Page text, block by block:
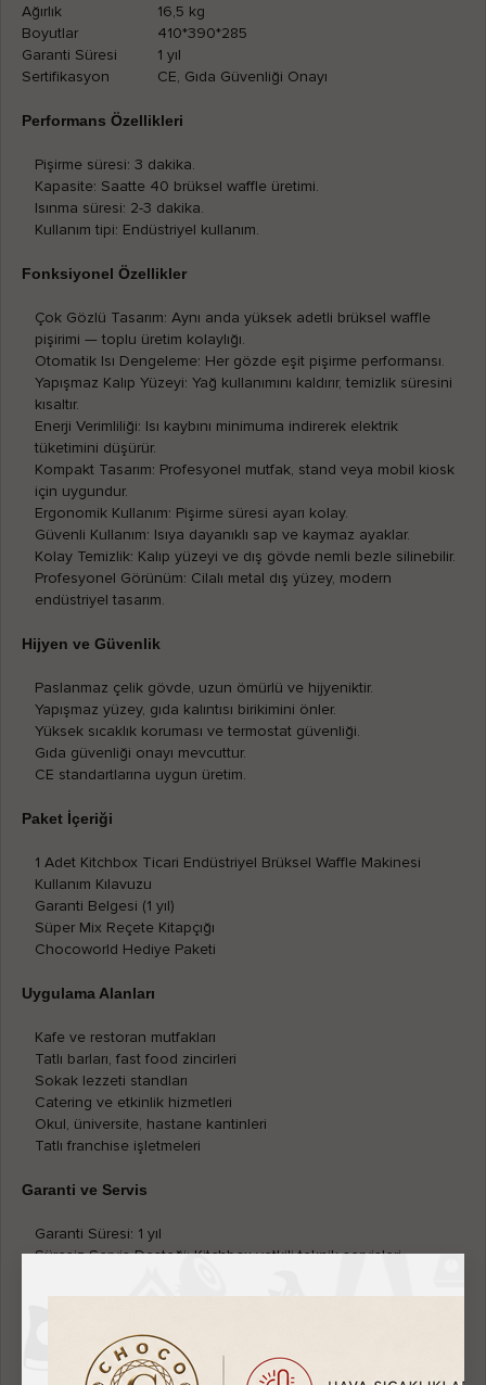
Ağırlık
16,5 kg
Boyutlar
410*390*285
Garanti Süresi
1 yıl
Sertifikasyon
CE, Gıda Güvenliği Onayı
Performans Özellikleri
Pişirme süresi: 3 dakika.
Kapasite: Saatte 40 brüksel waffle üretimi.
Isınma süresi: 2-3 dakika.
Kullanım tipi: Endüstriyel kullanım.
Fonksiyonel Özellikler
Çok Gözlü Tasarım: Aynı anda yüksek adetli brüksel waffle
pişirimi — toplu üretim kolaylığı.
Otomatik Isı Dengeleme: Her gözde eşit pişirme performansı.
Yapışmaz Kalıp Yüzeyi: Yağ kullanımını kaldırır, temizlik süresini
kısaltır.
Enerji Verimliliği: Isı kaybını minimuma indirerek elektrik
tüketimini düşürür.
Kompakt Tasarım: Profesyonel mutfak, stand veya mobil kiosk
için uygundur.
Ergonomik Kullanım: Pişirme süresi ayarı kolay.
Güvenli Kullanım: Isıya dayanıklı sap ve kaymaz ayaklar.
Kolay Temizlik: Kalıp yüzeyi ve dış gövde nemli bezle silinebilir.
Profesyonel Görünüm: Cilalı metal dış yüzey, modern
endüstriyel tasarım.
Hijyen ve Güvenlik
Paslanmaz çelik gövde, uzun ömürlü ve hijyeniktir.
Yapışmaz yüzey, gıda kalıntısı birikimini önler.
Yüksek sıcaklık koruması ve termostat güvenliği.
Gıda güvenliği onayı mevcuttur.
CE standartlarına uygun üretim.
Paket İçeriği
1 Adet Kitchbox Ticari Endüstriyel Brüksel Waffle Makinesi
Kullanım Kılavuzu
Garanti Belgesi (1 yıl)
Süper Mix Reçete Kitapçığı
Chocoworld Hediye Paketi
Uygulama Alanları
Kafe ve restoran mutfakları
Tatlı barları, fast food zincirleri
Sokak lezzeti standları
Catering ve etkinlik hizmetleri
Okul, üniversite, hastane kantinleri
Tatlı franchise işletmeleri
Garanti ve Servis
Garanti Süresi: 1 yıl
Süresiz Servis Desteği: Kitchbox yetkili teknik servisleri
Neden Kitchbox?
Profesyonel mutfak kalitesini küçük alana sığdırır.
Horeca standartlarında üretim (Hotel–Restaurant–Cafe).